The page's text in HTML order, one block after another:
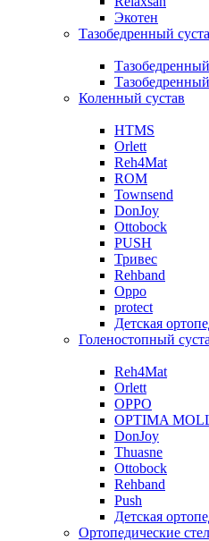
Экотен
Тазобедренный
Коленный сустав
HTMS
Orlett
Reh4Mat
ROM
Townsend
DonJoy
Ottobock
PUSH
Тривес
Rehband
Oppo
protect
Детская
Голеностопный
Reh4Mat
Orlett
OPPO
OPTIMA
DonJoy
Thuasne
Ottobock
Rehband
Push
Детская
Ортопедические